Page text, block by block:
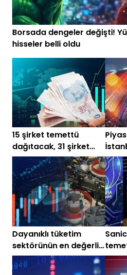
Borsada dengeler değişti!
hisseler belli oldu
15 şirket temettü
dağıtacak, 31 şirket
dağıtmayacak! İşte
liste
Dayanıklı tüketim
sektörünün en değerli
hisseleri ve çarpan
analizi!